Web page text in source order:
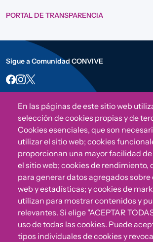
PORTAL DE TRANSPARENCIA
Sigue a Comunidad CONVIVE
¿Algo no va bien?
Puedes reportar incumplimientos del
otras irregularidades que detectes en
En las páginas de este sitio web
selección de cookies propias y de
Cookies esenciales, que son
utilizar el sitio web; cookies
proporcionan una mayor facilidad
el sitio web; cookies de rendimiento,
para generar datos agregados sobre
web y estadísticas; y cookies de
utilizan para mostrar contenidos y
relevantes. Si elige "ACEPTAR
uso de todas las cookies. Puede
tipos individuales de cookies y